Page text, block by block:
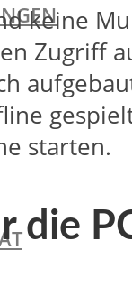
keine
Zugriff
starten.
die